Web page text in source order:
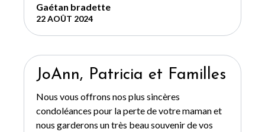
Gaétan bradette
22 AOÛT 2024
JoAnn, Patricia et Familles
Nous vous offrons nos plus sincères
condoléances pour la perte de votre maman et
nous garderons un très beau souvenir de vos